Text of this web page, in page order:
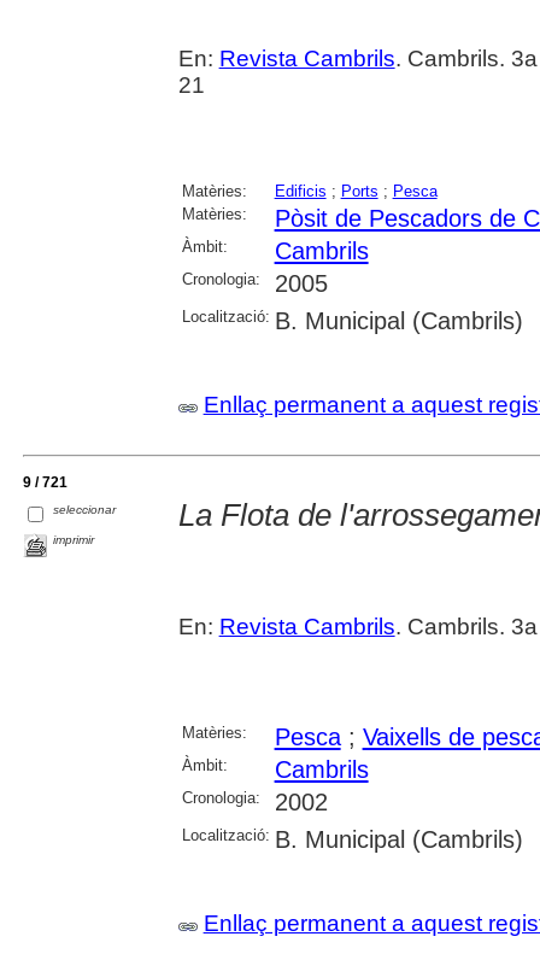
En: Revista Cambrils. Cambrils.
21
Matèries: Edificis ; Ports ; Pesca
Matèries:
Pòsit de Pescadors de
Àmbit: Cambrils
Cronologia: 2005
Localització: B. Municipal (Cambrils)
Enllaç permanent a aquest
9 / 721
seleccionar
imprimir
La Flota de
En: Revista Cambrils. Cambrils.
Matèries: Pesca; Vaixells de
Àmbit: Cambrils
Cronologia: 2002
Localització: B. Municipal (Cambrils)
Enllaç permanent a aquest